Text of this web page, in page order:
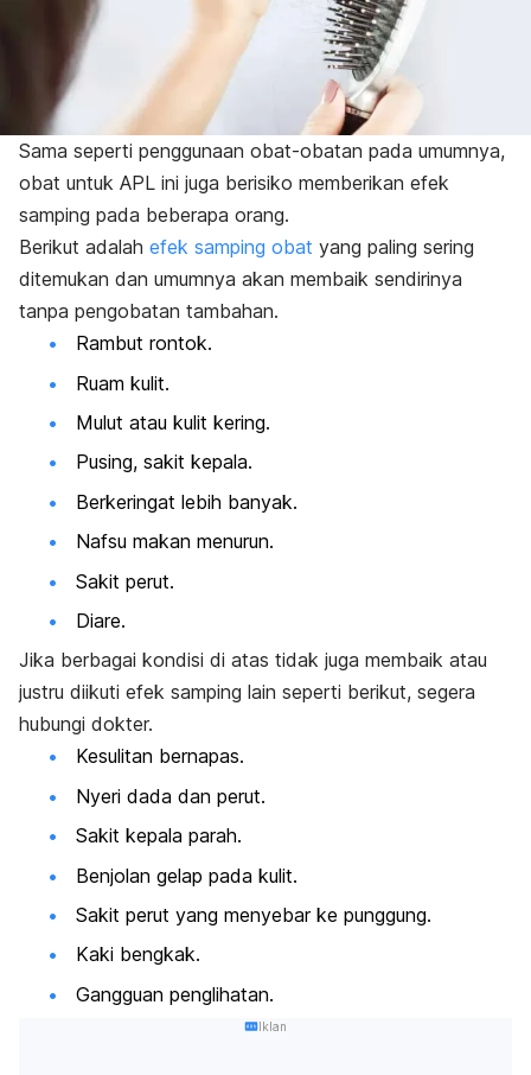
Sama seperti penggunaan obat-obatan pada umumnya,
obat untuk APL ini juga berisiko memberikan efek
samping pada beberapa orang.
Berikut adalah efek samping obat yang paling sering
ditemukan dan umumnya akan membaik sendirinya
tanpa pengobatan tambahan.
Rambut rontok.
Ruam kulit.
Mulut atau kulit kering.
Pusing, sakit kepala.
Berkeringat lebih banyak.
Nafsu makan menurun.
Sakit perut.
Diare.
Jika berbagai kondisi di atas tidak juga membaik atau
justru diikuti efek samping lain seperti berikut, segera
hubungi dokter.
Kesulitan bernapas.
Nyeri dada dan perut.
Sakit kepala parah.
Benjolan gelap pada kulit.
Sakit perut yang menyebar ke punggung.
Kaki bengkak.
Gangguan penglihatan.
Iklan